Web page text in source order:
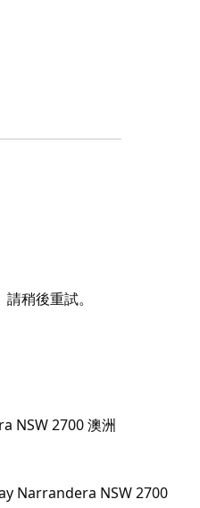
常適合游泳和野餐，擁
設施。
流經納蘭德拉
鱈 (Murray Cray)、鱒魚
Cod) 的家園。這條
走廊。河岸上的叢林地區
稍後重試。
NSW 2700 澳洲